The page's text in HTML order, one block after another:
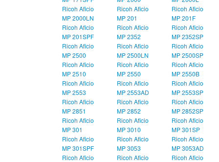
Ricoh Aficio
MP 2000LN
Ricoh Aficio
MP 201
Ricoh Aficio
MP 201F
Ricoh Aficio
MP 201SPF
Ricoh Aficio
MP 2352
Ricoh Aficio
MP 2352SP
Ricoh Aficio
MP 2500
Ricoh Aficio
MP 2500LN
Ricoh Aficio
MP 2500SP
Ricoh Aficio
MP 2510
Ricoh Aficio
MP 2550
Ricoh Aficio
MP 2550B
Ricoh Aficio
MP 2553
Ricoh Aficio
MP 2553AD
Ricoh Aficio
MP 2553SP
Ricoh Aficio
MP 2851
Ricoh Aficio
MP 2852
Ricoh Aficio
MP 2852SP
Ricoh Aficio
MP 301
Ricoh Aficio
MP 3010
Ricoh Aficio
MP 301SP
Ricoh Aficio
MP 301SPF
Ricoh Aficio
MP 3053
Ricoh Aficio
MP 3053AD
Ricoh Aficio
Ricoh Aficio
Ricoh Aficio